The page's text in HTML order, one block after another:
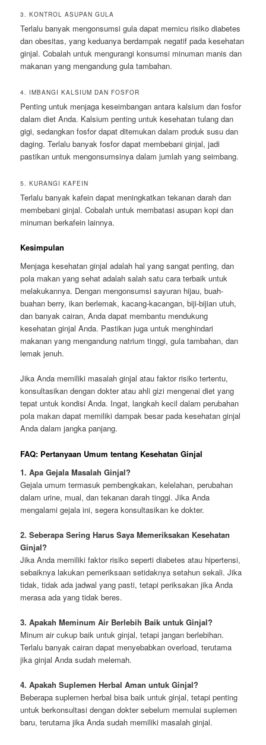
3. KONTROL ASUPAN GULA
Terlalu banyak mengonsumsi gula dapat memicu risiko diabetes
dan obesitas, yang keduanya berdampak negatif pada kesehatan
ginjal. Cobalah untuk mengurangi konsumsi minuman manis dan
makanan yang mengandung gula tambahan.
4. IMBANGI KALSIUM DAN FOSFOR
Penting untuk menjaga keseimbangan antara kalsium dan fosfor
dalam diet Anda. Kalsium penting untuk kesehatan tulang dan
gigi, sedangkan fosfor dapat ditemukan dalam produk susu dan
daging. Terlalu banyak fosfor dapat membebani ginjal, jadi
pastikan untuk mengonsumsinya dalam jumlah yang seimbang.
5. KURANGI KAFEIN
Terlalu banyak kafein dapat meningkatkan tekanan darah dan
membebani ginjal. Cobalah untuk membatasi asupan kopi dan
minuman berkafein lainnya.
Kesimpulan
Menjaga kesehatan ginjal adalah hal yang sangat penting, dan
pola makan yang sehat adalah salah satu cara terbaik untuk
melakukannya. Dengan mengonsumsi sayuran hijau, buah-
buahan berry, ikan berlemak, kacang-kacangan, biji-bijian utuh,
dan banyak cairan, Anda dapat membantu mendukung
kesehatan ginjal Anda. Pastikan juga untuk menghindari
makanan yang mengandung natrium tinggi, gula tambahan, dan
lemak jenuh.
Jika Anda memiliki masalah ginjal atau faktor risiko tertentu,
konsultasikan dengan dokter atau ahli gizi mengenai diet yang
tepat untuk kondisi Anda. Ingat, langkah kecil dalam perubahan
pola makan dapat memiliki dampak besar pada kesehatan ginjal
Anda dalam jangka panjang.
FAQ: Pertanyaan Umum tentang Kesehatan Ginjal
1. Apa Gejala Masalah Ginjal?
Gejala umum termasuk pembengkakan, kelelahan, perubahan
dalam urine, mual, dan tekanan darah tinggi. Jika Anda
mengalami gejala ini, segera konsultasikan ke dokter.
2. Seberapa Sering Harus Saya Memeriksakan Kesehatan
Ginjal?
Jika Anda memiliki faktor risiko seperti diabetes atau hipertensi,
sebaiknya lakukan pemeriksaan setidaknya setahun sekali. Jika
tidak, tidak ada jadwal yang pasti, tetapi periksakan jika Anda
merasa ada yang tidak beres.
3. Apakah Meminum Air Berlebih Baik untuk Ginjal?
Minum air cukup baik untuk ginjal, tetapi jangan berlebihan.
Terlalu banyak cairan dapat menyebabkan overload, terutama
jika ginjal Anda sudah melemah.
4. Apakah Suplemen Herbal Aman untuk Ginjal?
Beberapa suplemen herbal bisa baik untuk ginjal, tetapi penting
untuk berkonsultasi dengan dokter sebelum memulai suplemen
baru, terutama jika Anda sudah memiliki masalah ginjal.